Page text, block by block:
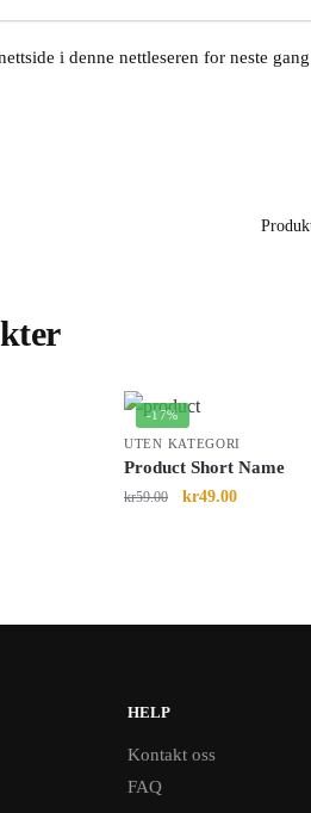
i denne nettleseren for neste
-17%
UTEN KATEGORI
Product Short Name
kr59.00 kr49.00
HELP
Kontakt oss
FAQ